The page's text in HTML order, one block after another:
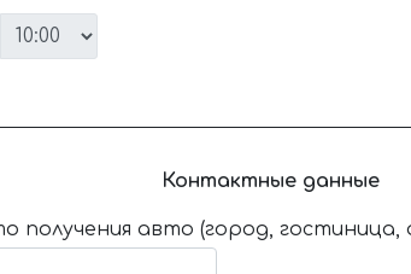
Контактные данные
получения авто (город,